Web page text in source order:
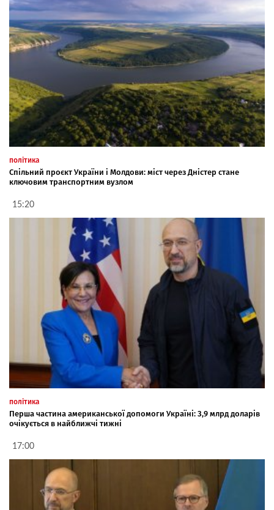
політика
Спільний проєкт України і Молдови: міст через Дністер стане
ключовим транспортним вузлом
15:20
політика
Перша частина американської допомоги Україні: 3,9 млрд доларів
очікується в найближчі тижні
17:00